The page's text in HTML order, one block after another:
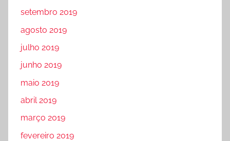
setembro 2019
agosto 2019
julho 2019
junho 2019
maio 2019
abril 2019
março 2019
fevereiro 2019